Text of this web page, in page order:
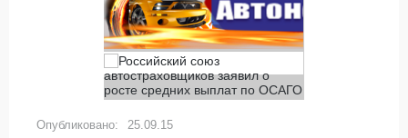
25.09.15